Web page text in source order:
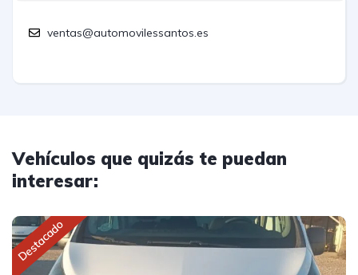
ventas@automovilessantos.es
Vehículos que quizás te puedan
interesar:
Destacado